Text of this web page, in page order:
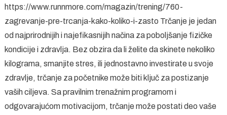
plan
za
https://www.runnmore.com/magazin/trening/760-
zagrevanje-pre-trcanja-kako-koliko-i-zasto Trčanje je jedan
od najprirodnijih i najefikasnijih načina za poboljšanje fizičke
kondicije i zdravlja. Bez obzira da li želite da skinete nekoliko
kilograma, smanjite stres, ili jednostavno investirate u svoje
zdravlje, trčanje za početnike može biti ključ za postizanje
vaših ciljeva. Sa pravilnim trenažnim programom i
odgovarajućom motivacijom, trčanje može postati deo vaše